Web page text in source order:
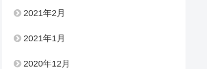
2021年2月
2021年1月
2020年12月